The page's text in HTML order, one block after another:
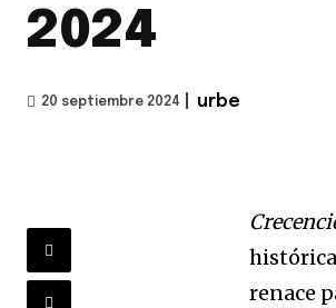
2024
20 septiembre 2024 urbe
renace